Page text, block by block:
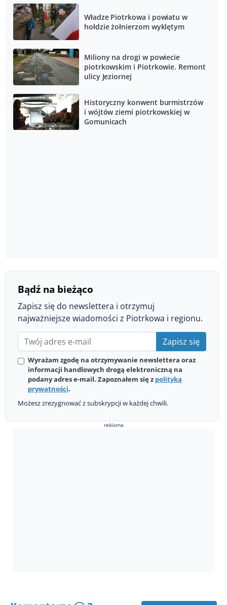
Władze Piotrkowa i powiatu w
hołdzie żołnierzom wyklętym
Miliony na drogi w powiecie
piotrkowskim i Piotrkowie. Remont
ulicy Jeziornej
Historyczny konwent burmistrzów
i wójtów ziemi piotrkowskiej w
Gomunicach
Bądź na bieżąco
Zapisz się do newslettera i otrzymuj
najważniejsze wiadomości z Piotrkowa i regionu.
Zapisz się
Wyrażam zgodę na otrzymywanie newslettera oraz
informacji handlowych drogą elektroniczną na
podany adres e-mail. Zapoznałem się z polityką
prywatności.
Możesz zrezygnować z subskrypcji w każdej chwili.
reklama